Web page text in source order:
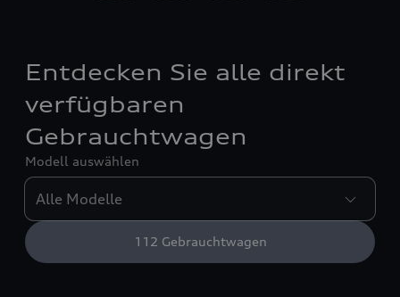
Entdecken Sie alle direkt
verfügbaren
Gebrauchtwagen
Modell auswählen
112 Gebrauchtwagen